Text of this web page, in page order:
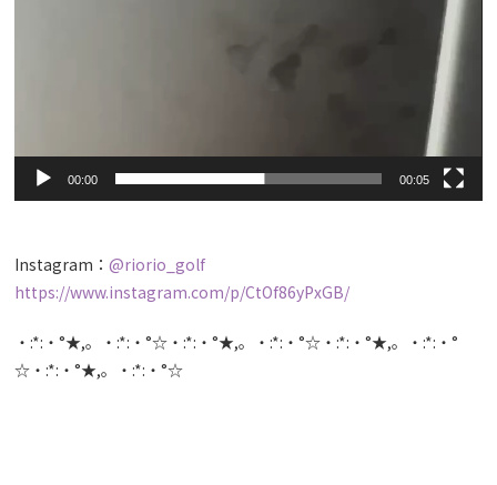
00:00 00:05
Instagram：@riorio_golf
https://www.instagram.com/p/CtOf86yPxGB/
・:*:・°★,。・:*:・°☆・:*:・°★,。・:*:・°☆・:*:・°★,。・:*:・°
☆・:*:・°★,。・:*:・°☆